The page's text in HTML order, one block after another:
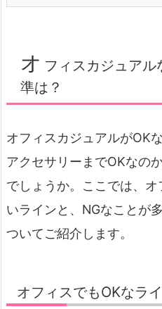
オ フィスカジュア
準は？
オフィスカジュアルがOK
アクセサリーまでOKなの
でしょうか。ここでは、
いラインと、NGなことが
ついてご紹介します。
オフィスでもOKなラ